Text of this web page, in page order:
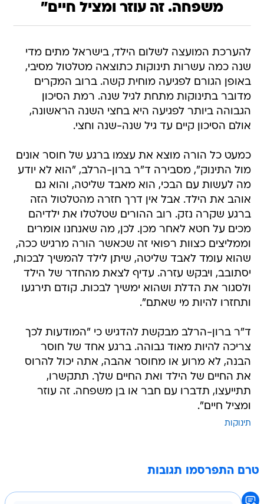
משפחה. זה עוזר ומציל חיים"
להערכת המועצה לשלום הילד, בישראל מתים מדי
שנה כמה עשרות תינוקות כתוצאה מטלטול מסיבי,
באופן הגורם לפגיעה מוחית קשה. ברוב המקרים
מדובר בתינוקות מתחת לגיל שנה. רמת הסיכון
הגבוהה ביותר לפגיעה היא בחצי השנה הראשונה,
אולם הסיכון קיים עד גיל שנה-שנה וחצי.
כמעט כל הורה מוצא את עצמו ברגע של חוסר אונים
מול התינוק", מסבירה ד"ר ברון-הרלב, "הוא לא יודע
מה לעשות עם הבכי, הוא מאבד שליטה, והוא גם
אוהב את הילד. אבל אין דרך חזרה מהטלטול הזה
ברגע שקרה נזק. רוב ההורים שטלטלו את ילדיהם
מכים על חטא לאחר מכן. לכן, מה שאנחנו אומרים
וממליצים כצוות רפואי זה שכאשר הורה מרגיש ככה,
שהוא עומד לאבד שליטה, שיתן לילד להמשיך לבכות,
יסתובב, ויבקש עזרה. עדיף לצאת מהחדר של הילד
ולסגור את הדלת ושהוא ימשיך לבכות. קודם תירגעו
ותחזרו להיות מי שאתם".
ד"ר ברון-הרלב מבקשת להדגיש כי "המודעות לכך
צריכה להיות מאוד גבוהה. ברגע אחד של חוסר
הבנה, לא מרוע או מחוסר אהבה, אתה יכול להרוס
את החיים של הילד ואת החיים שלך. תתקשרו,
תתייעצו, תדברו עם חבר או בן משפחה. זה עוזר
ומציל חיים".
תינוקות
טרם התפרסמו תגובות